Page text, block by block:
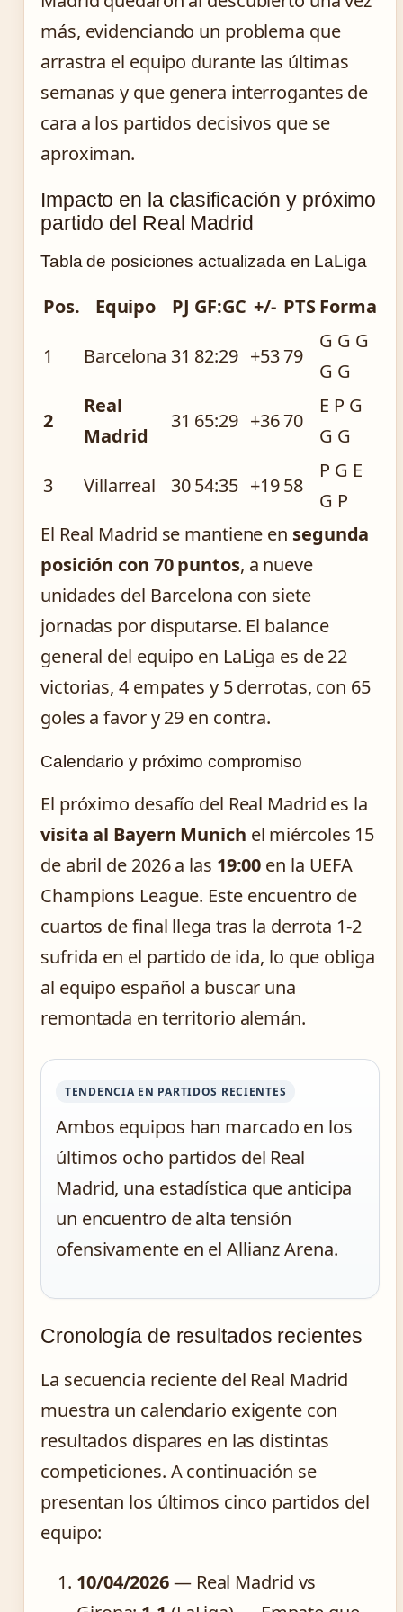
más, evidenciando un problema que
arrastra el equipo durante las últimas
semanas y que genera interrogantes de
cara a los partidos decisivos que se
aproximan.
Impacto en la clasificación y próximo
partido del Real Madrid
Tabla de posiciones actualizada en LaLiga
Pos. Equipo PJ GF:GC +/- PTSForma
1 Barcelona 31 82:29 +5379
G G G
G G
2
Real
Madrid
31 65:29 +3670
E P G
G G
3 Villarreal 3054:35 +1958
P G E
G P
El Real Madrid se mantiene en segunda
posición con 70 puntos, a nueve
unidades del Barcelona con siete
jornadas por disputarse. El balance
general del equipo en LaLiga es de 22
victorias, 4 empates y 5 derrotas, con 65
goles a favor y 29 en contra.
Calendario y próximo compromiso
El próximo desafío del Real Madrid es la
visita al Bayern Munich el miércoles 15
de abril de 2026 a las 19:00 en la UEFA
Champions League. Este encuentro de
cuartos de final llega tras la derrota 1-2
sufrida en el partido de ida, lo que obliga
al equipo español a buscar una
remontada en territorio alemán.
TENDENCIA EN PARTIDOS RECIENTES
Ambos equipos han marcado en los
últimos ocho partidos del Real
Madrid, una estadística que anticipa
un encuentro de alta tensión
ofensivamente en el Allianz Arena.
Cronología de resultados recientes
La secuencia reciente del Real Madrid
muestra un calendario exigente con
resultados dispares en las distintas
competiciones. A continuación se
presentan los últimos cinco partidos del
equipo:
10/04/2026— Real Madrid vs